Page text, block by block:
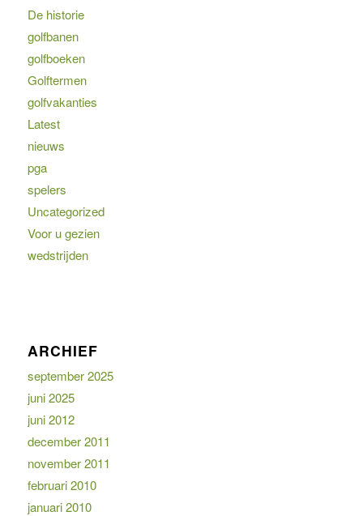
De historie
golfbanen
golfboeken
Golftermen
golfvakanties
Latest
nieuws
pga
spelers
Uncategorized
Voor u gezien
wedstrijden
ARCHIEF
september 2025
juni 2025
juni 2012
december 2011
november 2011
februari 2010
januari 2010